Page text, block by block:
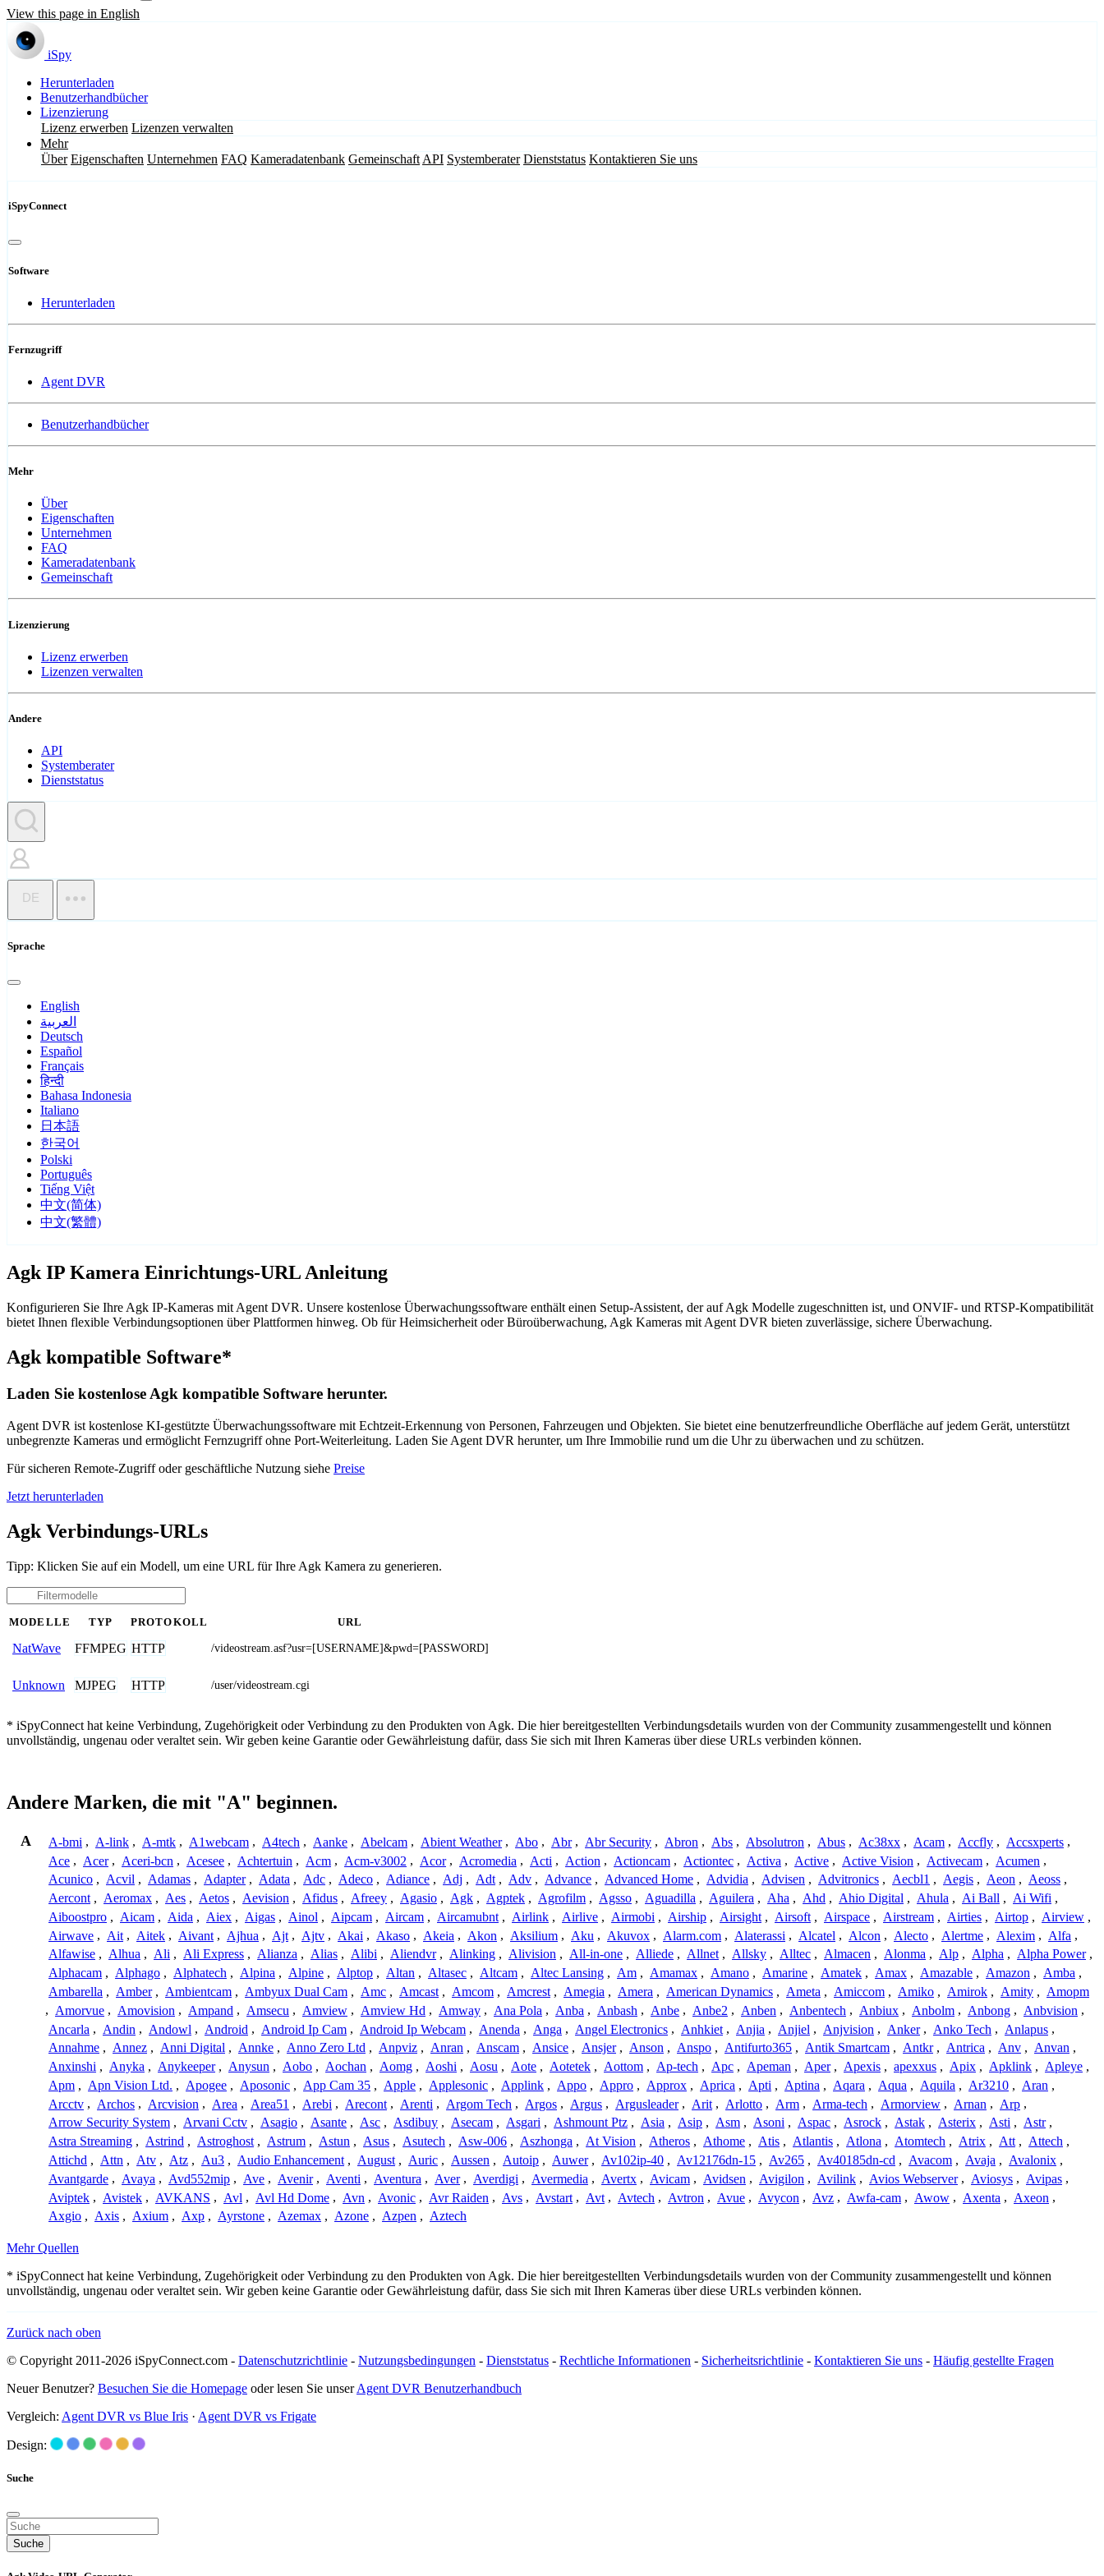
View this page in English
iSpy
Herunterladen
Benutzerhandbücher
Lizenzierung
Lizenz erwerben Lizenzen verwalten
Mehr
Über Eigenschaften Unternehmen FAQ Kameradatenbank Gemeinschaft API Systemberater Dienststatus Kontaktieren Sie uns
iSpyConnect
Software
Herunterladen
Fernzugriff
Agent DVR
Benutzerhandbücher
Mehr
Über
Eigenschaften
Unternehmen
FAQ
Kameradatenbank
Gemeinschaft
Lizenzierung
Lizenz erwerben
Lizenzen verwalten
Andere
API
Systemberater
Dienststatus
DE
Sprache
English
العربية
Deutsch
Español
Français
हिन्दी
Bahasa Indonesia
Italiano
日本語
한국어
Polski
Português
Tiếng Việt
中文(简体)
中文(繁體)
Agk IP Kamera Einrichtungs-URL Anleitung
Konfigurieren Sie Ihre Agk IP-Kameras mit Agent DVR. Unsere kostenlose Überwachungssoftware enthält einen Setup-Assistent, der auf Agk Modelle zugeschnitten ist, und ONVIF- und RTSP-Kompatibilität
bietet Ihnen flexible Verbindungsoptionen über Plattformen hinweg. Ob für Heimsicherheit oder Büroüberwachung, Agk Kameras mit Agent DVR bieten zuverlässige, sichere Überwachung.
Agk kompatible Software*
Laden Sie kostenlose Agk kompatible Software herunter.
Agent DVR ist kostenlose KI-gestützte Überwachungssoftware mit Echtzeit-Erkennung von Personen, Fahrzeugen und Objekten. Sie bietet eine benutzerfreundliche Oberfläche auf jedem Gerät, unterstützt
unbegrenzte Kameras und ermöglicht Fernzugriff ohne Port-Weiterleitung. Laden Sie Agent DVR herunter, um Ihre Immobilie rund um die Uhr zu überwachen und zu schützen.
Für sicheren Remote-Zugriff oder geschäftliche Nutzung siehe Preise
Jetzt herunterladen
Agk Verbindungs-URLs
Tipp: Klicken Sie auf ein Modell, um eine URL für Ihre Agk Kamera zu generieren.
MODELLE TYP PROTOKOLL URL
NatWave FFMPEG HTTP /videostream.asf?usr=[USERNAME]&pwd=[PASSWORD]
Unknown MJPEG HTTP /user/videostream.cgi
* iSpyConnect hat keine Verbindung, Zugehörigkeit oder Verbindung zu den Produkten von Agk. Die hier bereitgestellten Verbindungsdetails wurden von der Community zusammengestellt und können
unvollständig, ungenau oder veraltet sein. Wir geben keine Garantie oder Gewährleistung dafür, dass Sie sich mit Ihren Kameras über diese URLs verbinden können.
Andere Marken, die mit "A" beginnen.
A A-bmi , A-link , A-mtk , A1webcam , A4tech , Aanke , Abelcam , Abient Weather , Abo , Abr , Abr Security , Abron , Abs , Absolutron , Abus , Ac38xx , Acam , Accfly , Accsxperts ,
Ace , Acer , Aceri-bcn , Acesee , Achtertuin , Acm , Acm-v3002 , Acor , Acromedia , Acti , Action , Actioncam , Actiontec , Activa , Active , Active Vision , Activecam , Acumen ,
Acunico , Acvil , Adamas , Adapter , Adata , Adc , Adeco , Adiance , Adj , Adt , Adv , Advance , Advanced Home , Advidia , Advisen , Advitronics , Aecbl1 , Aegis , Aeon , Aeoss ,
Aercont , Aeromax , Aes , Aetos , Aevision , Afidus , Afreey , Agasio , Agk , Agptek , Agrofilm , Agsso , Aguadilla , Aguilera , Aha , Ahd , Ahio Digital , Ahula , Ai Ball , Ai Wifi ,
Aiboostpro , Aicam , Aida , Aiex , Aigas , Ainol , Aipcam , Aircam , Aircamubnt , Airlink , Airlive , Airmobi , Airship , Airsight , Airsoft , Airspace , Airstream , Airties , Airtop , Airview ,
Airwave , Ait , Aitek , Aivant , Ajhua , Ajt , Ajtv , Akai , Akaso , Akeia , Akon , Aksilium , Aku , Akuvox , Alarm.com , Alaterassi , Alcatel , Alcon , Alecto , Alertme , Alexim , Alfa ,
Alfawise , Alhua , Ali , Ali Express , Alianza , Alias , Alibi , Aliendvr , Alinking , Alivision , All-in-one , Alliede , Allnet , Allsky , Alltec , Almacen , Alonma , Alp , Alpha , Alpha Power ,
Alphacam , Alphago , Alphatech , Alpina , Alpine , Alptop , Altan , Altasec , Altcam , Altec Lansing , Am , Amamax , Amano , Amarine , Amatek , Amax , Amazable , Amazon , Amba ,
Ambarella , Amber , Ambientcam , Ambyux Dual Cam , Amc , Amcast , Amcom , Amcrest , Amegia , Amera , American Dynamics , Ameta , Amiccom , Amiko , Amirok , Amity , Amopm
, Amorvue , Amovision , Ampand , Amsecu , Amview , Amview Hd , Amway , Ana Pola , Anba , Anbash , Anbe , Anbe2 , Anben , Anbentech , Anbiux , Anbolm , Anbong , Anbvision ,
Ancarla , Andin , Andowl , Android , Android Ip Cam , Android Ip Webcam , Anenda , Anga , Angel Electronics , Anhkiet , Anjia , Anjiel , Anjvision , Anker , Anko Tech , Anlapus ,
Annahme , Annez , Anni Digital , Annke , Anno Zero Ltd , Anpviz , Anran , Anscam , Ansice , Ansjer , Anson , Anspo , Antifurto365 , Antik Smartcam , Antkr , Antrica , Anv , Anvan ,
Anxinshi , Anyka , Anykeeper , Anysun , Aobo , Aochan , Aomg , Aoshi , Aosu , Aote , Aotetek , Aottom , Ap-tech , Apc , Apeman , Aper , Apexis , apexxus , Apix , Apklink , Apleye ,
Apm , Apn Vision Ltd. , Apogee , Aposonic , App Cam 35 , Apple , Applesonic , Applink , Appo , Appro , Approx , Aprica , Apti , Aptina , Aqara , Aqua , Aquila , Ar3210 , Aran ,
Arcctv , Archos , Arcvision , Area , Area51 , Arebi , Arecont , Arenti , Argom Tech , Argos , Argus , Argusleader , Arit , Arlotto , Arm , Arma-tech , Armorview , Arnan , Arp ,
Arrow Security System , Arvani Cctv , Asagio , Asante , Asc , Asdibuy , Asecam , Asgari , Ashmount Ptz , Asia , Asip , Asm , Asoni , Aspac , Asrock , Astak , Asterix , Asti , Astr ,
Astra Streaming , Astrind , Astroghost , Astrum , Astun , Asus , Asutech , Asw-006 , Aszhonga , At Vision , Atheros , Athome , Atis , Atlantis , Atlona , Atomtech , Atrix , Att , Attech ,
Attichd , Attn , Atv , Atz , Au3 , Audio Enhancement , August , Auric , Aussen , Autoip , Auwer , Av102ip-40 , Av12176dn-15 , Av265 , Av40185dn-cd , Avacom , Avaja , Avalonix ,
Avantgarde , Avaya , Avd552mip , Ave , Avenir , Aventi , Aventura , Aver , Averdigi , Avermedia , Avertx , Avicam , Avidsen , Avigilon , Avilink , Avios Webserver , Aviosys , Avipas ,
Aviptek , Avistek , AVKANS , Avl , Avl Hd Dome , Avn , Avonic , Avr Raiden , Avs , Avstart , Avt , Avtech , Avtron , Avue , Avycon , Avz , Awfa-cam , Awow , Axenta , Axeon ,
Axgio , Axis , Axium , Axp , Ayrstone , Azemax , Azone , Azpen , Aztech
Mehr Quellen
* iSpyConnect hat keine Verbindung, Zugehörigkeit oder Verbindung zu den Produkten von Agk. Die hier bereitgestellten Verbindungsdetails wurden von der Community zusammengestellt und können
unvollständig, ungenau oder veraltet sein. Wir geben keine Garantie oder Gewährleistung dafür, dass Sie sich mit Ihren Kameras über diese URLs verbinden können.
Zurück nach oben
© Copyright 2011-2026 iSpyConnect.com - Datenschutzrichtlinie - Nutzungsbedingungen - Dienststatus - Rechtliche Informationen - Sicherheitsrichtlinie - Kontaktieren Sie uns - Häufig gestellte Fragen
Neuer Benutzer? Besuchen Sie die Homepage oder lesen Sie unserAgent DVR Benutzerhandbuch
Vergleich: Agent DVR vs Blue Iris · Agent DVR vs Frigate
Design:
Suche
Suche